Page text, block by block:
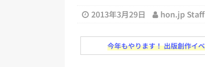
日刊出版ニュースまとめ
日刊出版ニュースまとめ
2013年3月29日 hon.jp Staff
今年もやります！ 出版創作イ